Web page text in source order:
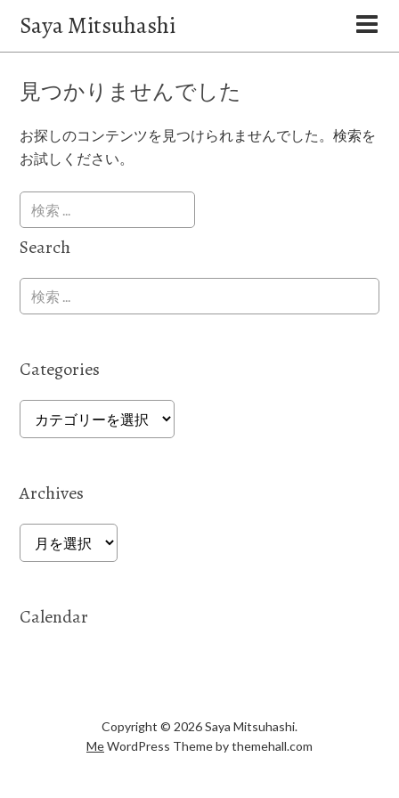
Saya Mitsuhashi
見つかりませんでした
お探しのコンテンツを見つけられませんでした。検索を
お試しください。
Search
Categories
Categories
Archives
Archives
Calendar
Copyright © 2026 Saya Mitsuhashi.
MeWordPress Theme by themehall.com